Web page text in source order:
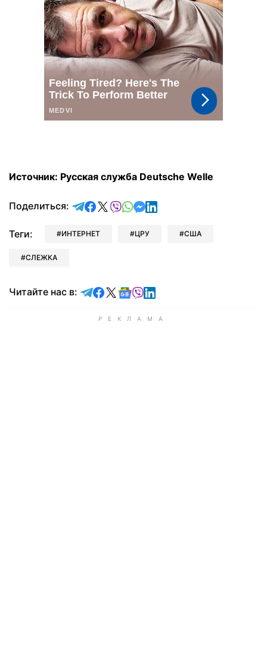
Источник: Русская служба Deutsche Welle
Поделиться: отправить в Telegram
поделиться в Facebook
поделиться в X
отправить в Viber
отправить в Whatsapp
отправить в Messenger
отправить в LinkedIn
Теги: ИНТЕРНЕТ ЦРУ США
СЛЕЖКА
Читайте нас в: Читайте в Telegram
Читайте в Facebook
Читайте в X
Читайте в Google news
Читайте в Viber
Читайте в LinkedIn